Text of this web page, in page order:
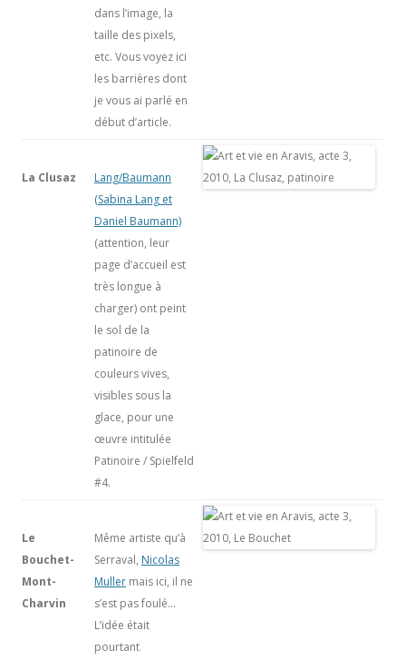
dans l’image, la
taille des pixels,
etc. Vous voyez ici
les barrières dont
je vous ai parlé en
début d’article.
La Clusaz
Lang/Baumann
(Sabina Lang et
Daniel Baumann)
(attention, leur
page d’accueil est
très longue à
charger) ont peint
le sol de la
patinoire de
couleurs vives,
visibles sous la
glace, pour une
œuvre intitulée
Patinoire / Spielfeld
#4.
Le
Bouchet-
Mont-
Charvin
Même artiste qu’à
Serraval, Nicolas
Muller mais ici, il ne
s’est pas foulé…
L’idée était
pourtant